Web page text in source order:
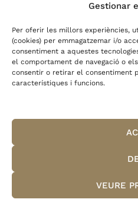
Gestionar
Per oferir les millors experiències,
(cookies) per emmagatzemar i/o
consentiment a aquestes
el comportament de navegació o
consentir o retirar el consentiment
característiques i funcions.
VEURE